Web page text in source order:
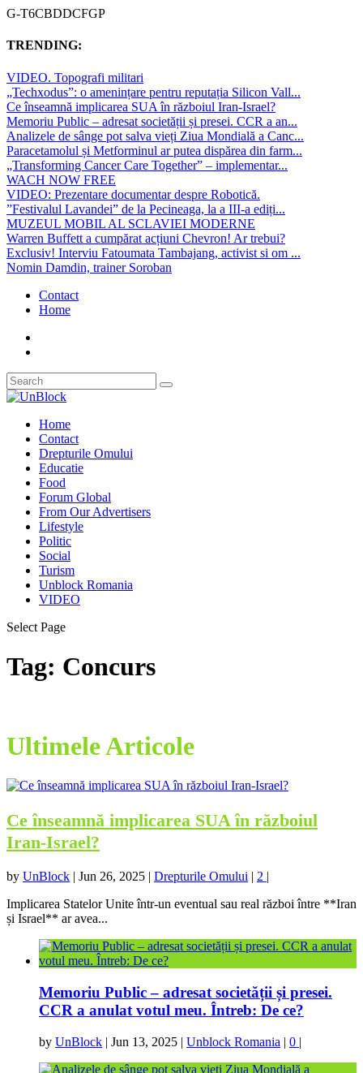
G-T6CBDDCFGP
TRENDING:
VIDEO. Topografi militari
„Techxodus”: o amenințare pentru reputația Silicon Vall...
Ce înseamnă implicarea SUA în războiul Iran-Israel?
Memoriu Public – adresat societății și presei. CCR a an...
Analizele de sânge pot salva vieți Ziua Mondială a Canc...
Paracetamolul și Metforminul ar putea dispărea din farm...
„Transforming Cancer Care Together” – implementar...
WACH NOW FREE
VIDEO: Prezentare documentar despre Robotică.
”Festivalul Lavandei” de la Pecineaga, la a III-a ediți...
MUZEUL MOBIL AL SCLAVIEI MODERNE
Warren Buffett a cumpărat acțiuni Chevron! Ar trebui?
Exclusiv! Interviu Fatoumata Tambajang, activist si om ...
Nomin Damdin, trainer Soroban
Contact
Home
Home
Contact
Drepturile Omului
Educatie
Food
Forum Global
From Our Advertisers
Lifestyle
Politic
Social
Turism
Unblock Romania
VIDEO
Select Page
Tag: Concurs
Ultimele Articole
Ce înseamnă implicarea SUA în războiul
Iran-Israel?
by UnBlock | Jun 26, 2025 | Drepturile Omului | 2 |
Implicarea Statelor Unite într-un eventual sau real război între **Iran
și Israel** ar avea...
Memoriu Public – adresat societății și presei.
CCR a anulat votul meu. Întreb: De ce?
by UnBlock | Jun 13, 2025 | Unblock Romania | 0 |